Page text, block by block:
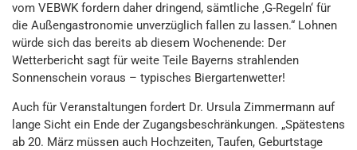
vom VEBWK fordern daher dringend, sämtliche ‚G-Regeln‘ für
die Außengastronomie unverzüglich fallen zu lassen.“ Lohnen
würde sich das bereits ab diesem Wochenende: Der
Wetterbericht sagt für weite Teile Bayerns strahlenden
Sonnenschein voraus – typisches Biergartenwetter!
Auch für Veranstaltungen fordert Dr. Ursula Zimmermann auf
lange Sicht ein Ende der Zugangsbeschränkungen. „Spätestens
ab 20. März müssen auch Hochzeiten, Taufen, Geburtstage